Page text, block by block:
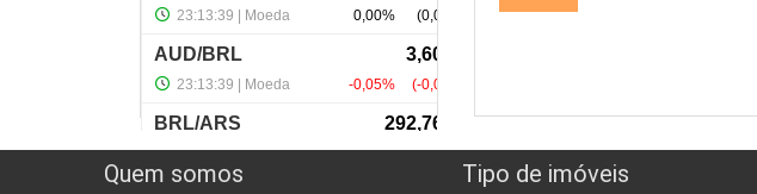
Quem somos Tipo de imóveis